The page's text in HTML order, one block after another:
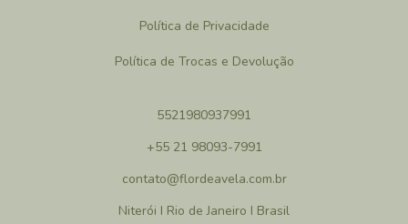
Política de Privacidade
Política de Trocas e Devolução
5521980937991
+55 21 98093-7991
contato@flordeavela.com.br
Niterói I Rio de Janeiro I Brasil